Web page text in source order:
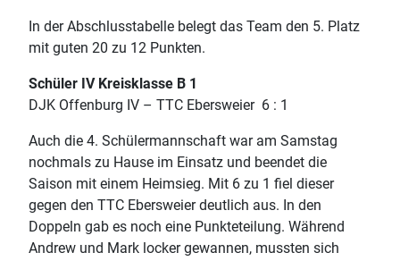
In der Abschlusstabelle belegt das Team den 5. Platz
mit guten 20 zu 12 Punkten.
Schüler IV Kreisklasse B 1
DJK Offenburg IV – TTC Ebersweier 6 : 1
Auch die 4. Schülermannschaft war am Samstag
nochmals zu Hause im Einsatz und beendet die
Saison mit einem Heimsieg. Mit 6 zu 1 fiel dieser
gegen den TTC Ebersweier deutlich aus. In den
Doppeln gab es noch eine Punkteteilung. Während
Andrew und Mark locker gewannen, mussten sich